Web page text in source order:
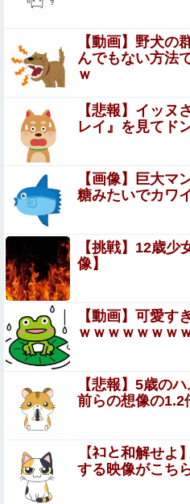
【画像】速水もこみちが新オ
【労災】作業員が裁断機で両
の映像。
【悲報】 NHK、女さんの人
かをわかりやすく放送して
浦野芽良アナ ピタピタ透け
画あり】
【衝撃】佐藤二朗さん、ガチ
う！！！！！！
【悲報】女さん、面識無い女
ｗｗｗｗ
【これは重い】アンガ田
ば“日本も持った”と世界
【動画】ロシアの少年、姉（
うｗｗｗｗｗｗ
【動画】女子「まって！乳首
だけど」⇒
動画が怖すぎると海外で話題に
【悲報】 同人作家さん「夏コ
【動画】野犬の
んでもない方法
ｗ
【悲報】イッヌ
レイ』を見てド
【画像】巨大マ
糖みたいでカワ
【挑戦】12歳
像】
【動画】可愛す
ｗｗｗｗｗｗｗ
【悲報】5歳の
前らの想像の1.2
【ﾈｺと和解せよ
する映像がこち